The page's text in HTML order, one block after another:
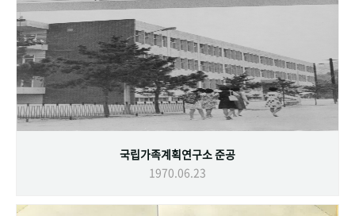
국립가족계획연구소 준공
1970.06.23